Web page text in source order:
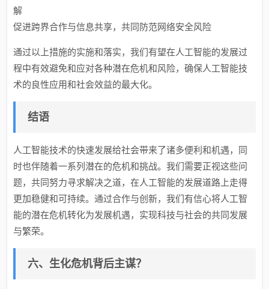
解
促进跨界合作与信息共享，共同防范网络安全风险
通过以上措施的实施和落实，我们有望在人工智能的发展过
程中有效避免和应对各种潜在危机和风险，确保人工智能技
术的良性应用和社会效益的最大化。
结语
人工智能技术的快速发展给社会带来了诸多便利和机遇，同
时也伴随着一系列潜在的危机和挑战。我们需要正视这些问
题，共同努力寻求解决之道，在人工智能的发展道路上走得
更加稳健和可持续。通过合作与创新，我们有信心将人工智
能的潜在危机转化为发展机遇，实现科技与社会的共同发展
与繁荣。
六、生化危机背后主谋？